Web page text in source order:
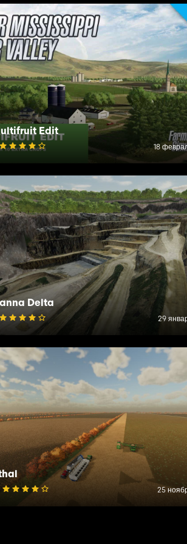
FS: фермера Брауна Джеффа
Edit
18
Delta
29
25